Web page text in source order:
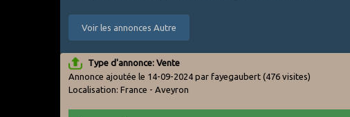
Voir les annonces Autre
Type d'annonce: Vente
Annonce ajoutée le 14-09-2024 par fayegaubert(476 visites)
Localisation: France - Aveyron